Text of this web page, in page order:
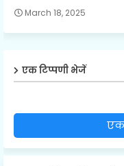
March 18, 2025
एक टिप्पणी भेजें
एक